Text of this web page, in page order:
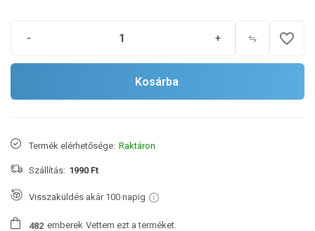
- + favorite_border
Kosárba
Termék elérhetősége: Raktáron
Szállítás: 1990 Ft
Visszaküldés akár 100 napig
482 emberek Vettem ezt a terméket.